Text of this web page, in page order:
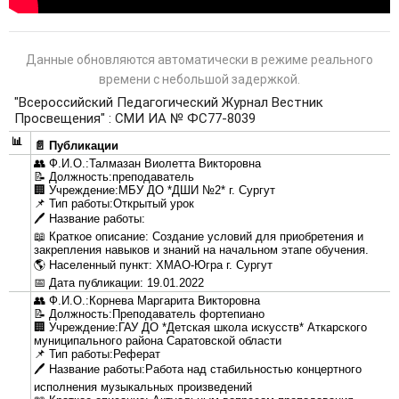
Данные обновляются автоматически в режиме реального
времени с небольшой задержкой.